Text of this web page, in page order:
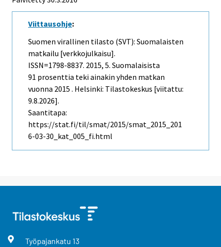
Viittausohje:
Suomen virallinen tilasto (SVT): Suomalaisten
matkailu [verkkojulkaisu].
ISSN=1798-8837. 2015, 5. Suomalaisista
91 prosenttia teki ainakin yhden matkan
vuonna 2015 . Helsinki: Tilastokeskus [viitattu:
9.8.2026].
Saantitapa:
https://stat.fi/til/smat/2015/smat_2015_201
6-03-30_kat_005_fi.html
Työpajankatu 13